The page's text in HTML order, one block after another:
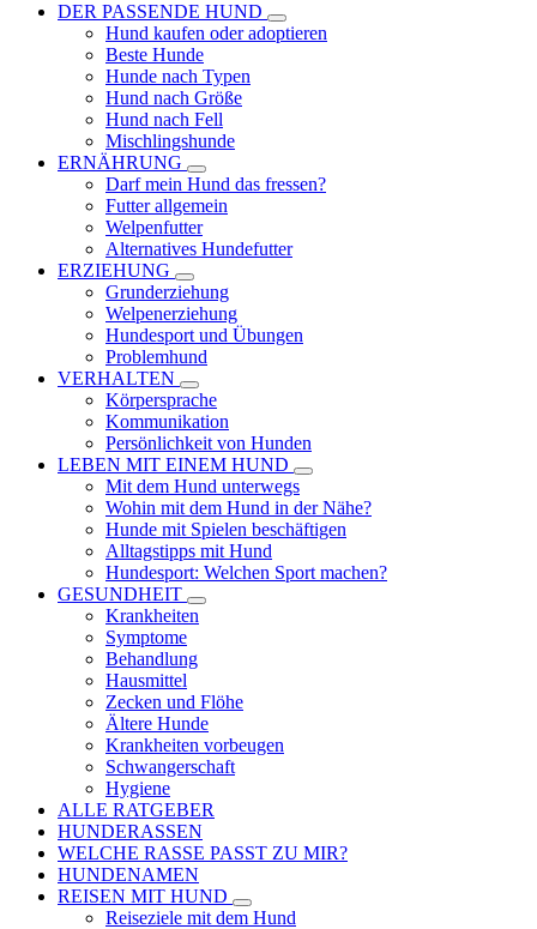
DER PASSENDE HUND
Hund kaufen oder adoptieren
Beste Hunde
Hunde nach Typen
Hund nach Größe
Hund nach Fell
Mischlingshunde
ERNÄHRUNG
Darf mein Hund das fressen?
Futter allgemein
Welpenfutter
Alternatives Hundefutter
ERZIEHUNG
Grunderziehung
Welpenerziehung
Hundesport und Übungen
Problemhund
VERHALTEN
Körpersprache
Kommunikation
Persönlichkeit von Hunden
LEBEN MIT EINEM HUND
Mit dem Hund unterwegs
Wohin mit dem Hund in der Nähe?
Hunde mit Spielen beschäftigen
Alltagstipps mit Hund
Hundesport: Welchen Sport machen?
GESUNDHEIT
Krankheiten
Symptome
Behandlung
Hausmittel
Zecken und Flöhe
Ältere Hunde
Krankheiten vorbeugen
Schwangerschaft
Hygiene
ALLE RATGEBER
HUNDERASSEN
WELCHE RASSE PASST ZU MIR?
HUNDENAMEN
REISEN MIT HUND
Reiseziele mit dem Hund